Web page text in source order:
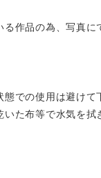
る作品の為、写真に
での使用は避けて
た布等で水気を拭